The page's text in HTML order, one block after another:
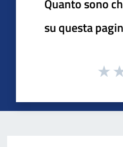
su questa